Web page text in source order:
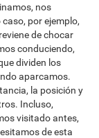
nos
por ejemplo,
de chocar
conduciendo,
dividen los
aparcamos.
la posición y
Incluso,
visitado antes,
de esta